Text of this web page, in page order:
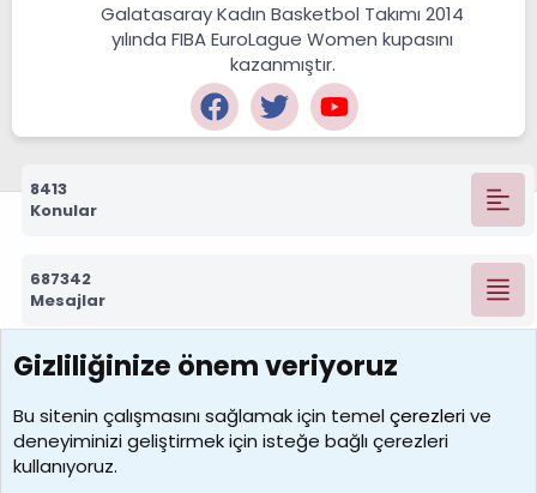
Galatasaray Kadın Basketbol Takımı 2014
yılında FIBA EuroLague Women kupasını
kazanmıştır.
8413
Konular
687342
Mesajlar
7390
Kullanıcılar
MosesBrownHayranı
Son üye
Gizliliğinize önem veriyoruz
Bu sitenin çalışmasını sağlamak için temelçerezlerive
deneyiminizi geliştirmek için isteğe bağlı çerezleri
kullanıyoruz.